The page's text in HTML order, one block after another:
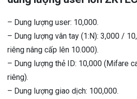
– Dung lượng user: 10,000.
– Dung lượng vân tay (1:N): 3,000 /
riêng nâng cấp lên 10.000).
– Dung lượng thẻ ID: 10,000 (Mifare
riêng).
– Dung lượng giao dịch: 100,000.